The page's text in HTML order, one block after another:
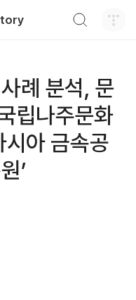
례 분석, 문
립나주문화
시아 금속공
’